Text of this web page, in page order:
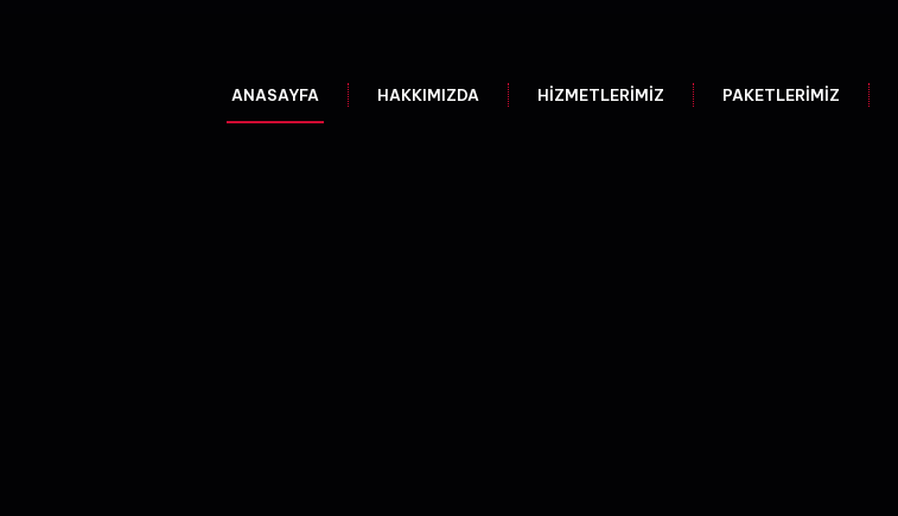
ANASAYFA HAKKIMIZDA HIZMETLERIMIZ PAKETLERIMIZ